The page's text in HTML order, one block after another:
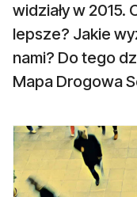
widziały w 2015.
lepsze? Jakie
nami? Do tego
Mapa Drogowa